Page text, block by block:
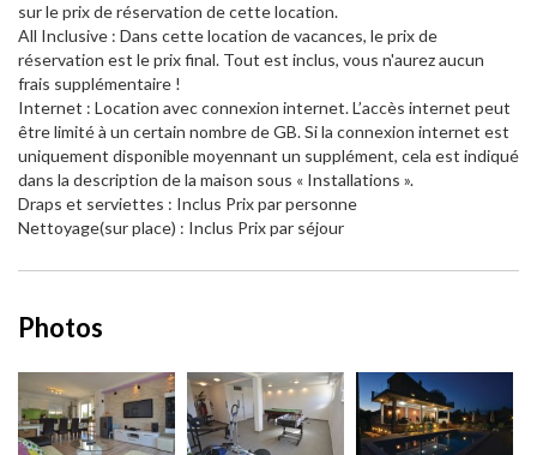
sur le prix de réservation de cette location.
All Inclusive : Dans cette location de vacances, le prix de
réservation est le prix final. Tout est inclus, vous n'aurez aucun
frais supplémentaire !
Internet : Location avec connexion internet. L’accès internet peut
être limité à un certain nombre de GB. Si la connexion internet est
uniquement disponible moyennant un supplément, cela est indiqué
dans la description de la maison sous « Installations ».
Draps et serviettes : Inclus Prix par personne
Nettoyage(sur place) : Inclus Prix par séjour
Photos